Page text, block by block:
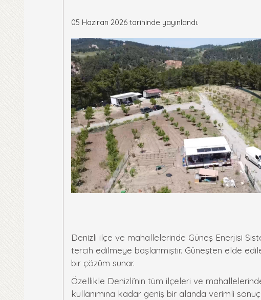
05 Haziran 2026 tarihinde yayınlandı.
Denizli ilçe ve mahallelerinde Güneş Enerjisi
tercih edilmeye başlanmıştır. Güneşten elde
bir çözüm sunar.
Özellikle Denizli’nin tüm ilçeleri ve
kullanımına kadar geniş bir alanda verimli